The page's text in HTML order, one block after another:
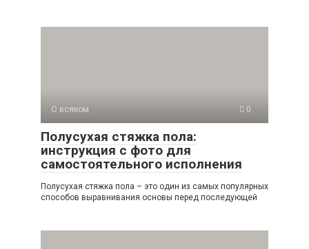
О всяком 0
Полусухая стяжка пола:
инструкция с фото для
самостоятельного исполнения
Полусухая стяжка пола – это один из самых популярных
способов выравнивания основы перед последующей